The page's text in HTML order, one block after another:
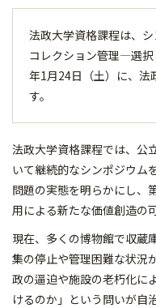
法政大学資格課程は、
コレクション管理―選
年1月24日（土）に、法
す。
法政大学資格課程では、公
いて継続的なシンポジウム
問題の実態を明らかにし、
用による新たな価値創造の
現在、多くの博物館で収蔵
集の停止や管理困難な状況
政の逼迫や施設の老朽化に
けるのか」という問いが自